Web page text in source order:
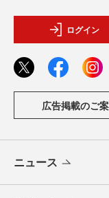
ログイン
広告掲載のご
ニュース